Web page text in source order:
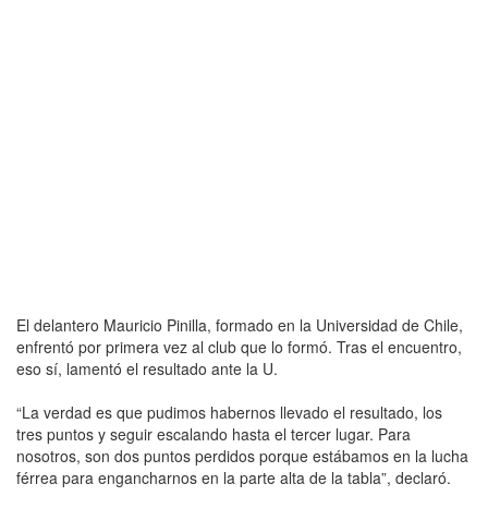
El delantero Mauricio Pinilla, formado en la Universidad de Chile,
enfrentó por primera vez al club que lo formó. Tras el encuentro,
eso sí, lamentó el resultado ante la U.
“La verdad es que pudimos habernos llevado el resultado, los
tres puntos y seguir escalando hasta el tercer lugar. Para
nosotros, son dos puntos perdidos porque estábamos en la lucha
férrea para engancharnos en la parte alta de la tabla”, declaró.